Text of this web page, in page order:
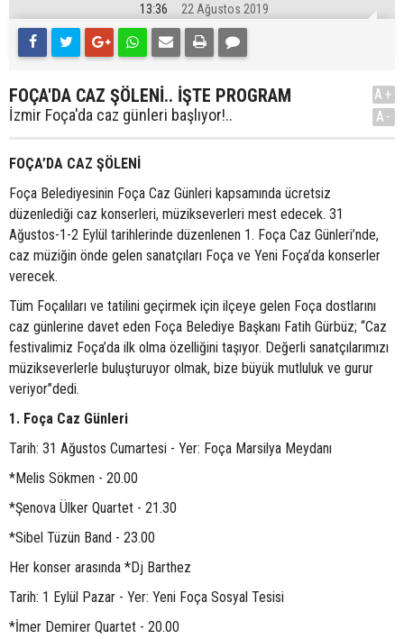
13:36 22 Ağustos 2019
FOÇA'DA CAZ ŞÖLENİ.. İŞTE PROGRAM
İzmir Foça'da caz günleri başlıyor!..
A+
A-
FOÇA’DA CAZ ŞÖLENİ
Foça Belediyesinin Foça Caz Günleri kapsamında ücretsiz
düzenlediği caz konserleri, müzikseverleri mest edecek. 31
Ağustos-1-2 Eylül tarihlerinde düzenlenen 1. Foça Caz Günleri’nde,
caz müziğin önde gelen sanatçıları Foça ve Yeni Foça’da konserler
verecek.
Tüm Foçalıları ve tatilini geçirmek için ilçeye gelen Foça dostlarını
caz günlerine davet eden Foça Belediye Başkanı Fatih Gürbüz; ‘‘Caz
festivalimiz Foça’da ilk olma özelliğini taşıyor. Değerli sanatçılarımızı
müzikseverlerle buluşturuyor olmak, bize büyük mutluluk ve gurur
veriyor’’dedi.
1. Foça Caz Günleri
Tarih: 31 Ağustos Cumartesi - Yer: Foça Marsilya Meydanı
*Melis Sökmen - 20.00
*Şenova Ülker Quartet - 21.30
*Sibel Tüzün Band - 23.00
Her konser arasında *Dj Barthez
Tarih: 1 Eylül Pazar - Yer: Yeni Foça Sosyal Tesisi
*İmer Demirer Quartet - 20.00